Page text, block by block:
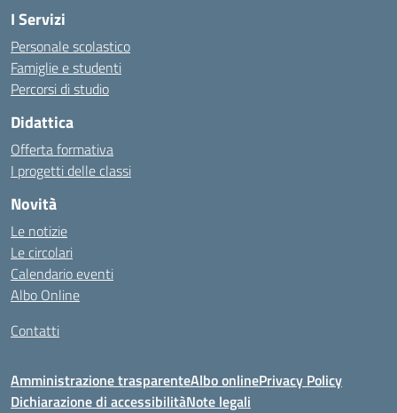
I Servizi
Personale scolastico
Famiglie e studenti
Percorsi di studio
Didattica
Offerta formativa
I progetti delle classi
Novità
Le notizie
Le circolari
Calendario eventi
Albo Online
Contatti
Amministrazione trasparenteAlbo onlinePrivacy Policy
Dichiarazione di accessibilitàNote legali